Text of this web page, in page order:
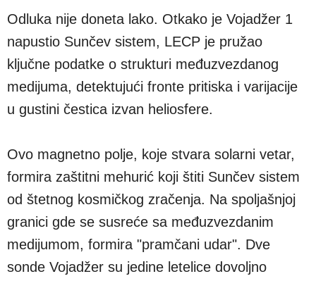
Odluka nije doneta lako. Otkako je Vojadžer 1
napustio Sunčev sistem, LECP je pružao
ključne podatke o strukturi međuzvezdanog
medijuma, detektujući fronte pritiska i varijacije
u gustini čestica izvan heliosfere.
Ovo magnetno polje, koje stvara solarni vetar,
formira zaštitni mehurić koji štiti Sunčev sistem
od štetnog kosmičkog zračenja. Na spoljašnjoj
granici gde se susreće sa međuzvezdanim
medijumom, formira "pramčani udar". Dve
sonde Vojadžer su jedine letelice dovoljno